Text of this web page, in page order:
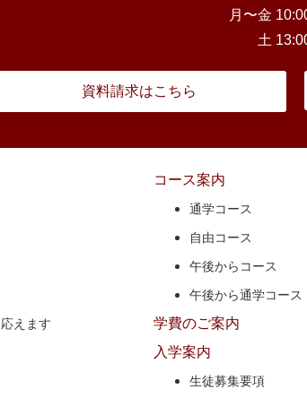
月〜金
土 13:00
資料請求はこちら
応えます
コース案内
通学コース
自由コース
午後からコース
午後から通学コース
学費のご案内
入学案内
生徒募集要項